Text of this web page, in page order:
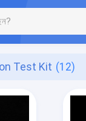
Test Kit (12)